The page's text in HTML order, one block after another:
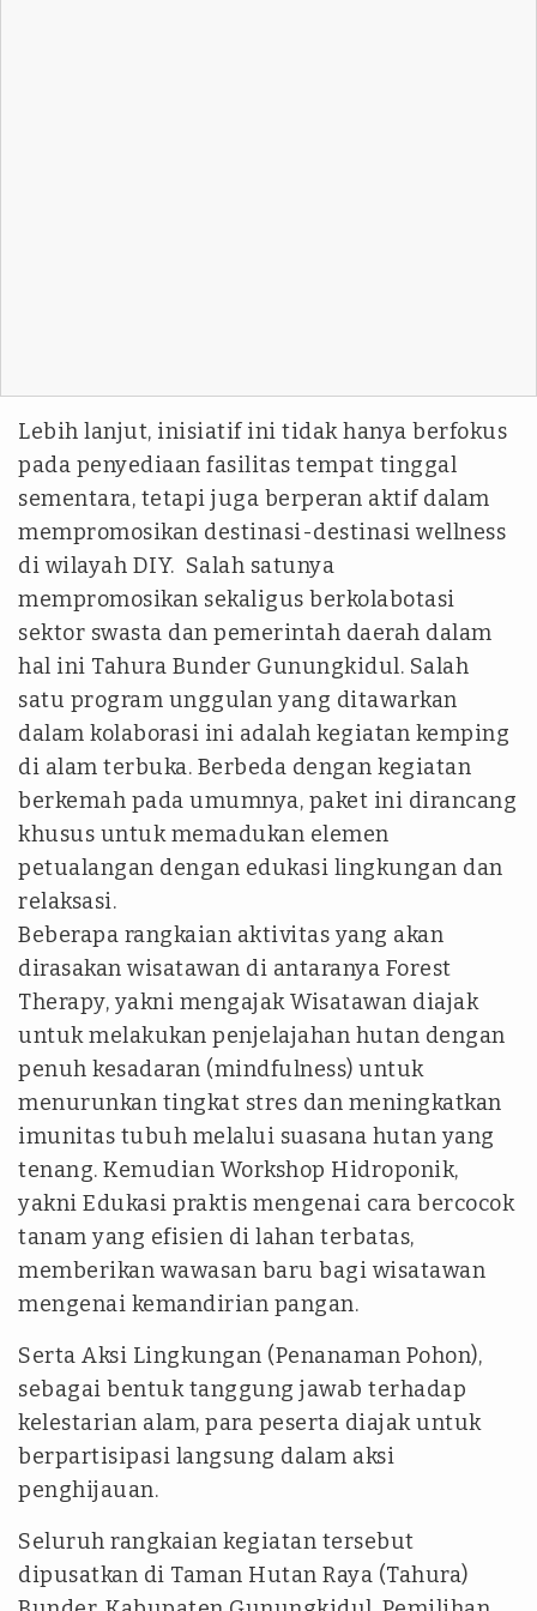
​Lebih lanjut, inisiatif ini tidak hanya berfokus
pada penyediaan fasilitas tempat tinggal
sementara, tetapi juga berperan aktif dalam
mempromosikan destinasi-destinasi wellness
di wilayah DIY. Salah satunya
mempromosikan sekaligus berkolabotasi
sektor swasta dan pemerintah daerah dalam
hal ini Tahura Bunder Gunungkidul. Salah
satu program unggulan yang ditawarkan
dalam kolaborasi ini adalah kegiatan kemping
di alam terbuka. Berbeda dengan kegiatan
berkemah pada umumnya, paket ini dirancang
khusus untuk memadukan elemen
petualangan dengan edukasi lingkungan dan
relaksasi.
​Beberapa rangkaian aktivitas yang akan
dirasakan wisatawan di antaranya Forest
Therapy, yakni mengajak Wisatawan diajak
untuk melakukan penjelajahan hutan dengan
penuh kesadaran (mindfulness) untuk
menurunkan tingkat stres dan meningkatkan
imunitas tubuh melalui suasana hutan yang
tenang. Kemudian Workshop Hidroponik,
yakni Edukasi praktis mengenai cara bercocok
tanam yang efisien di lahan terbatas,
memberikan wawasan baru bagi wisatawan
mengenai kemandirian pangan.
Serta Aksi Lingkungan (Penanaman Pohon),
sebagai bentuk tanggung jawab terhadap
kelestarian alam, para peserta diajak untuk
berpartisipasi langsung dalam aksi
penghijauan.
Seluruh rangkaian kegiatan tersebut
dipusatkan di Taman Hutan Raya (Tahura)